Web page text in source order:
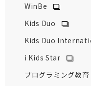
WinBe
Kids Duo
Kids Duo
i Kids Star
プログラミング教育